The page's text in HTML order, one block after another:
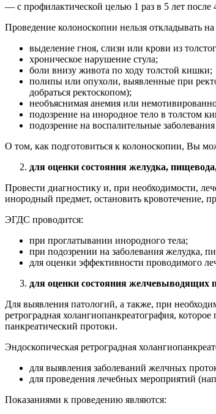
— с профилактической целью 1 раз в 5 лет
Проведение колоноскопии нельзя откладывать
выделение гноя, слизи или крови из
хроническое нарушение стула;
боли внизу живота по ходу толстой кишки;
полипы или опухоли, выявленные при
добраться ректоскопом);
необъяснимая анемия или
подозрение на инородное тело в толстом
подозрение на воспалительные
О том, как подготовиться к колоноскопии, Вы
для оценки состояния желудка,
Провести диагностику и, при необходимости,
инородный предмет, остановить кровотечение,
ЭГДС проводится:
при проглатывании инородного тела;
при подозрении на заболевания желудка,
для оценки эффективности проводимого
для оценки состояния желчевыводящих
Для выявления патологий, а также, при
ретроградная холангиопанкреатография,
панкреатический протоки.
Эндоскопическая ретроградная
для выявления заболеваний желчных
для проведения лечебных мероприятий
Показаниями к проведению являются: